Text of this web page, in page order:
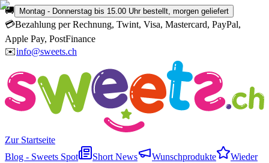
🚚 Montag - Donnerstag bis 15.00 Uhr bestellt, morgen geliefert
💳Bezahlung per Rechnung, Twint, Visa, Mastercard, PayPal,
Apple Pay, PostFinance
✉️info@sweets.ch
Zur Startseite
Blog - Sweets Spot
Short News Wunschprodukte
Wieder